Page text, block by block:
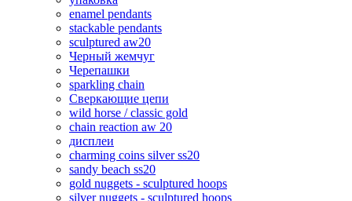
enamel pendants
stackable pendants
sculptured aw20
Черный жемчуг
Черепашки
sparkling chain
Сверкающие цепи
wild horse / classic gold
chain reaction aw 20
дисплеи
charming coins silver ss20
sandy beach ss20
gold nuggets - sculptured hoops
silver nuggets - sculptured hoops